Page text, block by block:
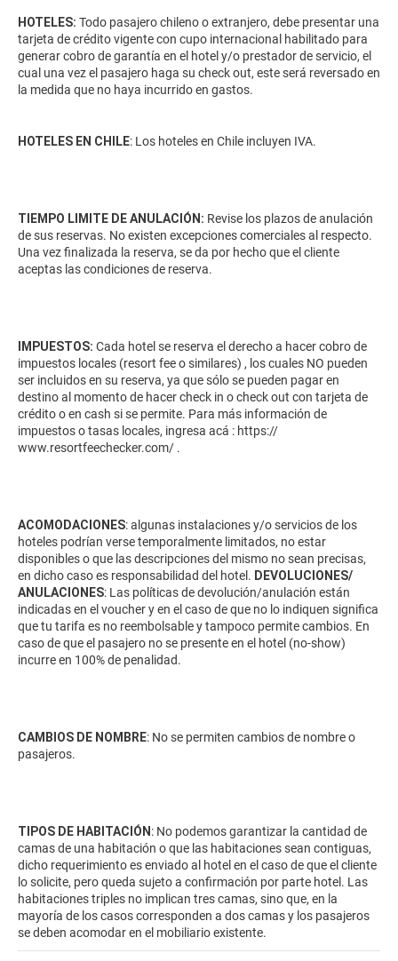
HOTELES: Todo pasajero chileno o extranjero, debe presentar una
tarjeta de crédito vigente con cupo internacional habilitado para
generar cobro de garantía en el hotel y/o prestador de servicio, el
cual una vez el pasajero haga su check out, este será reversado en
la medida que no haya incurrido en gastos.
HOTELES EN CHILE: Los hoteles en Chile incluyen IVA.
TIEMPO LIMITE DE ANULACIÓN: Revise los plazos de anulación
de sus reservas. No existen excepciones comerciales al respecto.
Una vez finalizada la reserva, se da por hecho que el cliente
aceptas las condiciones de reserva.
IMPUESTOS: Cada hotel se reserva el derecho a hacer cobro de
impuestos locales (resort fee o similares) , los cuales NO pueden
ser incluidos en su reserva, ya que sólo se pueden pagar en
destino al momento de hacer check in o check out con tarjeta de
crédito o en cash si se permite. Para más información de
impuestos o tasas locales, ingresa acá : https://
www.resortfeechecker.com/ .
ACOMODACIONES: algunas instalaciones y/o servicios de los
hoteles podrían verse temporalmente limitados, no estar
disponibles o que las descripciones del mismo no sean precisas,
en dicho caso es responsabilidad del hotel. DEVOLUCIONES/
ANULACIONES: Las políticas de devolución/anulación están
indicadas en el voucher y en el caso de que no lo indiquen significa
que tu tarifa es no reembolsable y tampoco permite cambios. En
caso de que el pasajero no se presente en el hotel (no-show)
incurre en 100% de penalidad.
CAMBIOS DE NOMBRE: No se permiten cambios de nombre o
pasajeros.
TIPOS DE HABITACIÓN : No podemos garantizar la cantidad de
camas de una habitación o que las habitaciones sean contiguas,
dicho requerimiento es enviado al hotel en el caso de que el cliente
lo solicite, pero queda sujeto a confirmación por parte hotel. Las
habitaciones triples no implican tres camas, sino que, en la
mayoría de los casos corresponden a dos camas y los pasajeros
se deben acomodar en el mobiliario existente.